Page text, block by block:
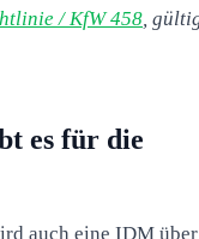
/ KfW 458 ,
es für die
auch eine IDM über